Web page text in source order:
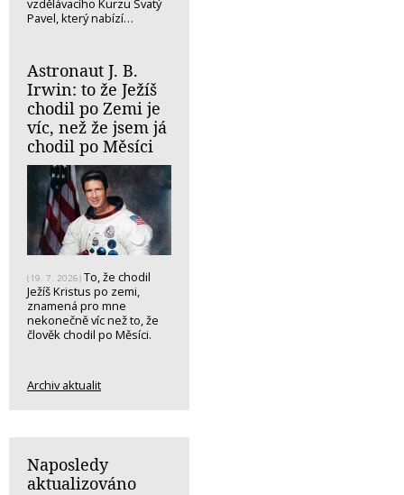
vzdělávacího Kurzu Svatý
Pavel, který nabízí…
Astronaut J. B.
Irwin: to že Ježíš
chodil po Zemi je
víc, než že jsem já
chodil po Měsíci
(19. 7. 2026) To, že chodil
Ježíš Kristus po zemi,
znamená pro mne
nekonečně víc než to, že
člověk chodil po Měsíci.
Archiv aktualit
Naposledy
aktualizováno